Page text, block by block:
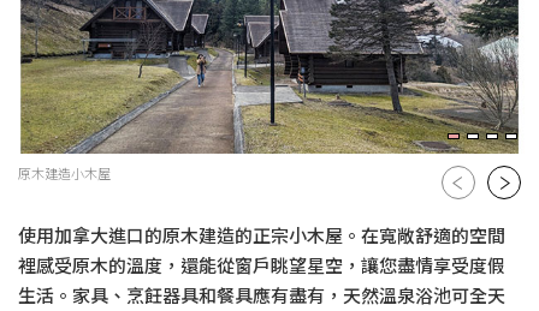
原木建造小木屋
使用加拿大進口的原木建造的正宗小木屋。在寬敞舒適的空間
裡感受原木的溫度，還能從窗戶眺望星空，讓您盡情享受度假
生活。家具、烹飪器具和餐具應有盡有，天然溫泉浴池可全天